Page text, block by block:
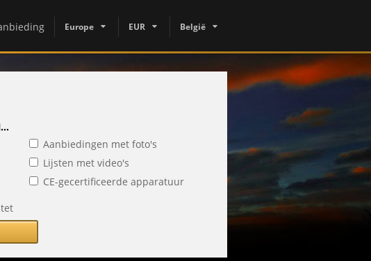
Europe EUR België
Aanbiedingen met foto's
Lijsten met video's
CE-gecertificeerde apparatuur